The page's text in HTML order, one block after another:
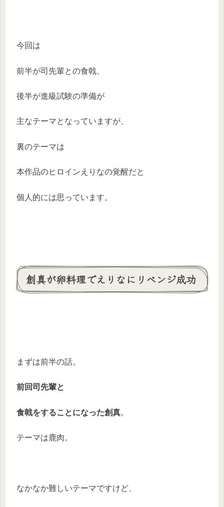
今回は
前半が司先輩との食戟、
後半が進級試験の準備が
主なテーマとなっていますが、
裏のテーマは
本作品のヒロインえりなの覚醒だと
個人的には思っています。
創真が卵料理でえりなにリベンジ成功
まずは前半の話。
前回司先輩と
食戟をすることになった創真。
テーマは鹿肉。
なかなか難しいテーマですけど、